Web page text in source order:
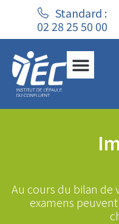
Standard :
02 28 25 50 00
Au cours du bilan de
examens